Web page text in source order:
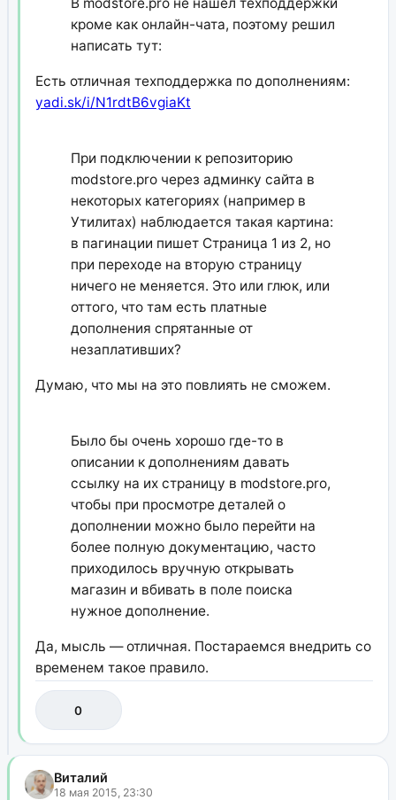
В modstore.pro не нашел техподдержки
кроме как онлайн-чата, поэтому решил
написать тут:
Есть отличная техподдержка по дополнениям:
yadi.sk/i/N1rdtB6vgiaKt
При подключении к репозиторию
modstore.pro через админку сайта в
некоторых категориях (например в
Утилитах) наблюдается такая картина:
в пагинации пишет Страница 1 из 2, но
при переходе на вторую страницу
ничего не меняется. Это или глюк, или
оттого, что там есть платные
дополнения спрятанные от
незаплативших?
Думаю, что мы на это повлиять не сможем.
Было бы очень хорошо где-то в
описании к дополнениям давать
ссылку на их страницу в modstore.pro,
чтобы при просмотре деталей о
дополнении можно было перейти на
более полную документацию, часто
приходилось вручную открывать
магазин и вбивать в поле поиска
нужное дополнение.
Да, мысль — отличная. Постараемся внедрить со
временем такое правило.
0
Виталий
18 мая 2015, 23:30